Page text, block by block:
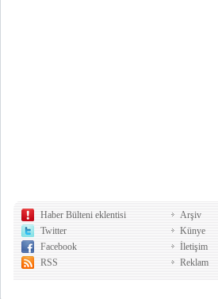
Haber Bülteni eklentisi
Twitter
Facebook
RSS
Arşiv
Künye
İletişim
Reklam